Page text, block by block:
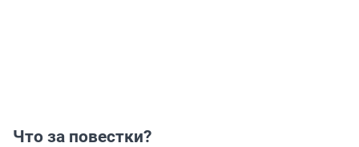
Что за повестки?